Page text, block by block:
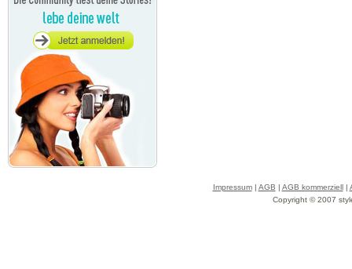
Impressum| AGB | AGB kommerziell|
Copyright © 2007